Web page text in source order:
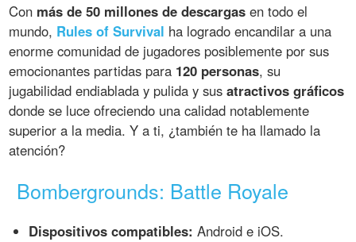
Con más de 50 millones de descargas en todo el
mundo, Rules of Survival ha logrado encandilar a una
enorme comunidad de jugadores posiblemente por sus
emocionantes partidas para 120 personas, su
jugabilidad endiablada y pulida y susatractivos gráficos
donde se luce ofreciendo una calidad notablemente
superior a la media. Y a ti, ¿también te ha llamado la
atención?
Bombergrounds: Battle Royale
Dispositivos compatibles: Android e iOS.